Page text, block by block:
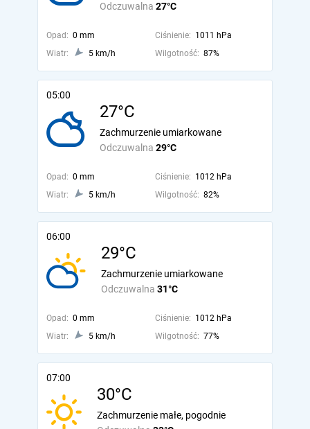
Odczuwalna 27°C
Opad: 0 mm Ciśnienie: 1011 hPa
Wiatr:
5 km/h Wilgotność: 87%
05:00
27°C
Odczuwalna 29°C
Zachmurzenie umiarkowane
Opad: 0 mm Ciśnienie: 1012 hPa
Wiatr:
5 km/h Wilgotność: 82%
06:00
29°C
Odczuwalna 31°C
Zachmurzenie umiarkowane
Opad: 0 mm Ciśnienie: 1012 hPa
Wiatr:
5 km/h Wilgotność: 77%
07:00
30°C
Zachmurzenie małe, pogodnie